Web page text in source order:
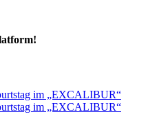
im „EXCALIBUR“
im „EXCALIBUR“